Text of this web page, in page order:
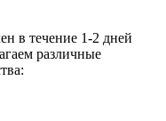
в течение 1-2 дней
различные